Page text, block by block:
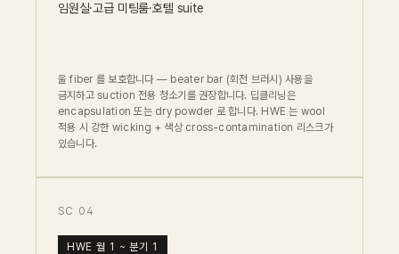
임원실·고급 미팅룸·호텔 suite
울 fiber 를 보호합니다 — beater bar (회전 브러시) 사용을
금지하고 suction 전용 청소기를 권장합니다. 딥클리닝은
encapsulation 또는 dry powder 로 합니다. HWE 는 wool
적용 시 강한 wicking + 색상 cross-contamination 리스크가
있습니다.
SC 04
HWE 월 1 ~ 분기 1